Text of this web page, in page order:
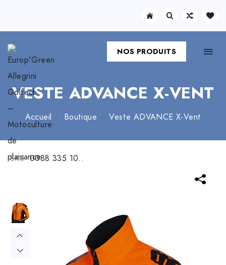
NOS PRODUITS
VESTE ADVANCE X-VENT
Accueil Boutique Veste ADVANCE X-Vent
SKU:0088 335 10..